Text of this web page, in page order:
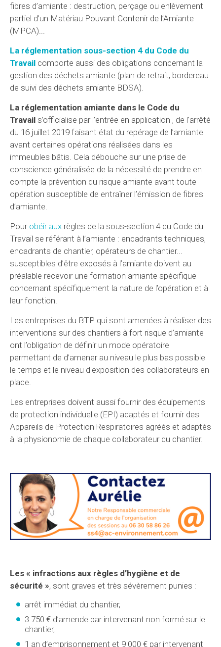
fibres d’amiante : destruction, perçage ou enlèvement
partiel d’un Matériau Pouvant Contenir de l’Amiante
(MPCA)...
La réglementation sous-section 4 du Code du
Travail comporte aussi des obligations concernant la
gestion des déchets amiante (plan de retrait, bordereau
de suivi des déchets amiante BDSA).
La réglementation amiante dans le Code du
Travail s’officialise par l’entrée en application , de l'arrêté
du 16 juillet 2019 faisant état du repérage de l’amiante
avant certaines opérations réalisées dans les
immeubles bâtis. Cela débouche sur une prise de
conscience généralisée de la nécessité de prendre en
compte la prévention du risque amiante avant toute
opération susceptible de entraîner l’émission de fibres
d’amiante.
Pour obéir aux règles de la sous-section 4 du Code du
Travail se référant à l’amiante : encadrants techniques,
encadrants de chantier, opérateurs de chantier...
susceptibles d’être exposés à l’amiante doivent au
préalable recevoir une formation amiante spécifique
concernant spécifiquement la nature de l’opération et à
leur fonction.
Les entreprises du BTP qui sont amenées à réaliser des
interventions sur des chantiers à fort risque d’amiante
ont l’obligation de définir un mode opératoire
permettant de d’amener au niveau le plus bas possible
le temps et le niveau d'exposition des collaborateurs en
place.
Les entreprises doivent aussi fournir des équipements
de protection individuelle (EPI) adaptés et fournir des
Appareils de Protection Respiratoires agréés et adaptés
à la physionomie de chaque collaborateur du chantier.
Les « infractions aux règles d’hygiène et de
sécurité », sont graves et très sévèrement punies :
arrêt immédiat du chantier,
3 750 € d’amende par intervenant non formé sur le
chantier,
1 an d’emprisonnement et 9 000 € par intervenant